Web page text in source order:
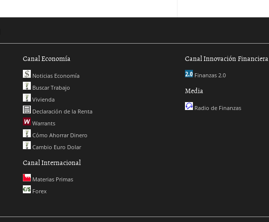
Canal Economía
Noticias Economía
Buscar Trabajo
Vivienda
Declaración de la Renta
Warrants
Cómo Ahorrar Dinero
Cambio Euro Dolar
Canal Internacional
Materias Primas
Forex
Canal Innovación Financiera
Finanzas 2.0
Media
Radio de Finanzas